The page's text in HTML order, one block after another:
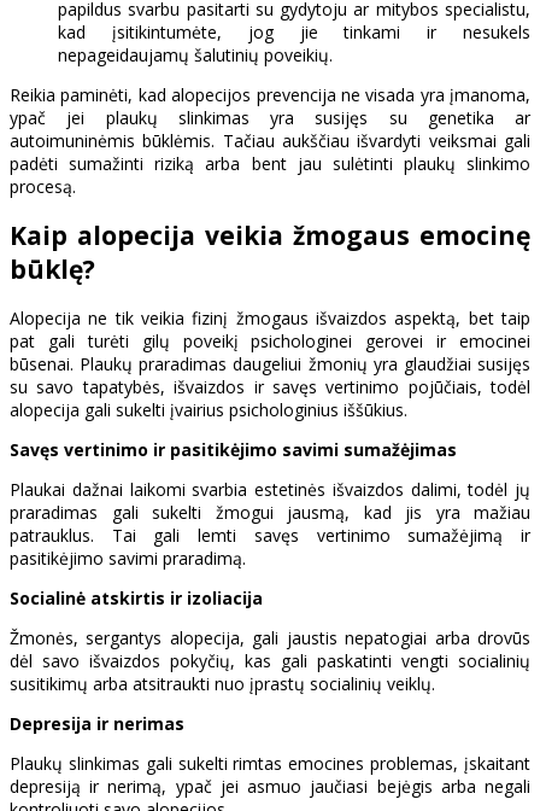
papildus svarbu pasitarti su gydytoju ar mitybos specialistu,
kad įsitikintumėte, jog jie tinkami ir nesukels
nepageidaujamų šalutinių poveikių.
Reikia paminėti, kad alopecijos prevencija ne visada yra įmanoma,
ypač jei plaukų slinkimas yra susijęs su genetika ar
autoimuninėmis būklėmis. Tačiau aukščiau išvardyti veiksmai gali
padėti sumažinti riziką arba bent jau sulėtinti plaukų slinkimo
procesą.
Kaip alopecija veikia žmogaus emocinę
būklę?
Alopecija ne tik veikia fizinį žmogaus išvaizdos aspektą, bet taip
pat gali turėti gilų poveikį psichologinei gerovei ir emocinei
būsenai. Plaukų praradimas daugeliui žmonių yra glaudžiai susijęs
su savo tapatybės, išvaizdos ir savęs vertinimo pojūčiais, todėl
alopecija gali sukelti įvairius psichologinius iššūkius.
Savęs vertinimo ir pasitikėjimo savimi sumažėjimas
Plaukai dažnai laikomi svarbia estetinės išvaizdos dalimi, todėl jų
praradimas gali sukelti žmogui jausmą, kad jis yra mažiau
patrauklus. Tai gali lemti savęs vertinimo sumažėjimą ir
pasitikėjimo savimi praradimą.
Socialinė atskirtis ir izoliacija
Žmonės, sergantys alopecija, gali jaustis nepatogiai arba drovūs
dėl savo išvaizdos pokyčių, kas gali paskatinti vengti socialinių
susitikimų arba atsitraukti nuo įprastų socialinių veiklų.
Depresija ir nerimas
Plaukų slinkimas gali sukelti rimtas emocines problemas, įskaitant
depresiją ir nerimą, ypač jei asmuo jaučiasi bejėgis arba negali